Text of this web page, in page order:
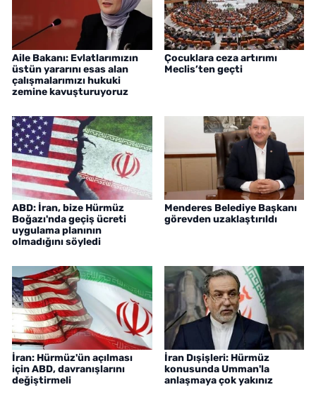
Aile Bakanı: Evlatlarımızın
üstün yararını esas alan
çalışmalarımızı hukuki
zemine kavuşturuyoruz
Çocuklara ceza artırımı
Meclis’ten geçti
ABD: İran, bize Hürmüz
Boğazı'nda geçiş ücreti
uygulama planının
olmadığını söyledi
Menderes Belediye Başkanı
görevden uzaklaştırıldı
İran: Hürmüz'ün açılması
için ABD, davranışlarını
değiştirmeli
İran Dışişleri: Hürmüz
konusunda Umman'la
anlaşmaya çok yakınız